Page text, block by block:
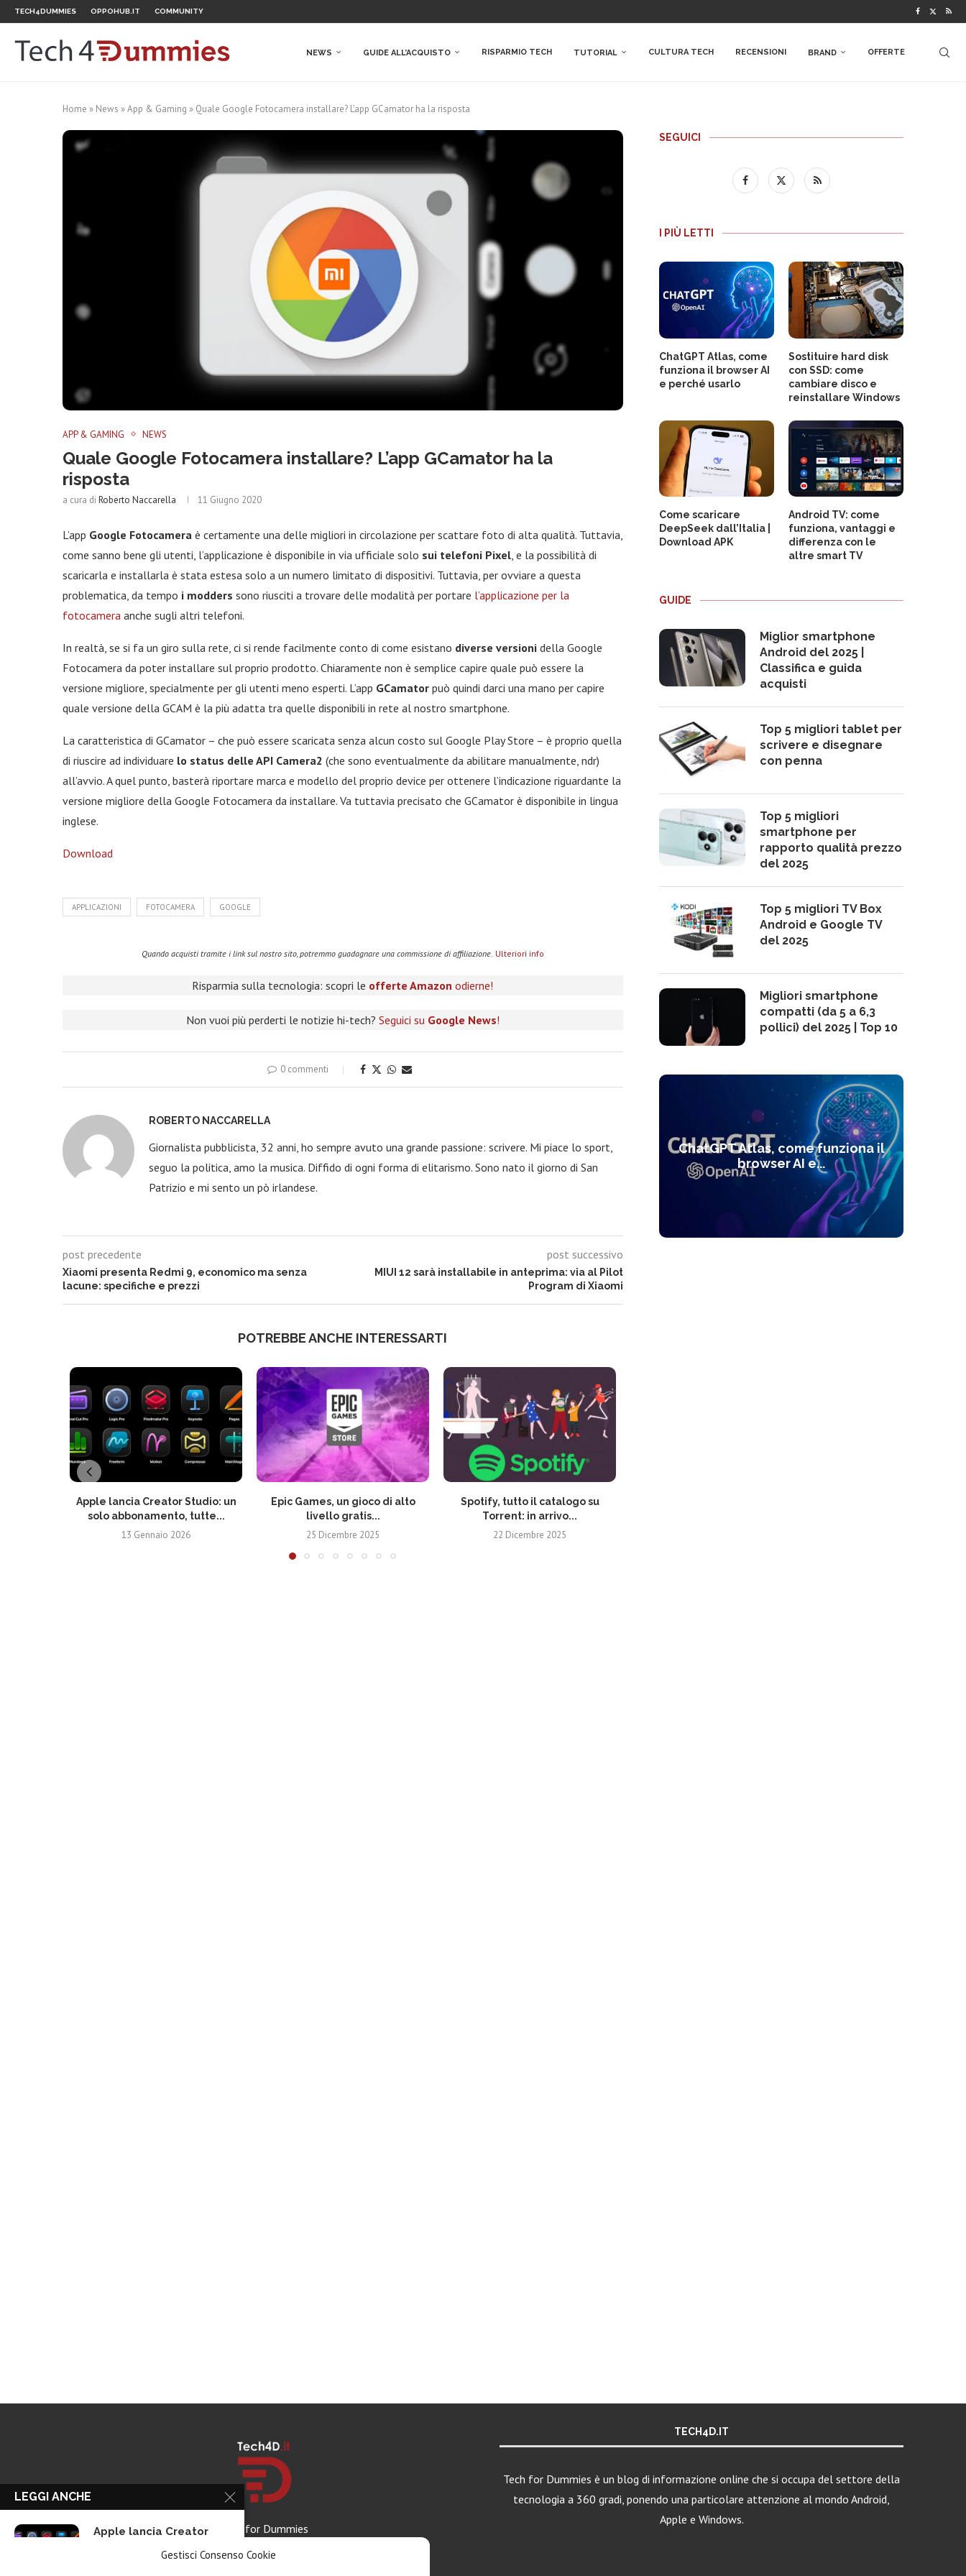
Gestisci Consenso Cookie
TECH4DUMMIES OPPOHUB.IT COMMUNITY
NEWS GUIDE ALL’ACQUISTO RISPARMIO TECH TUTORIAL CULTURA TECH RECENSIONI BRAND OFFERTE
Home » News »App & Gaming » Quale Google Fotocamera installare? L’app GCamator ha la risposta
APP & GAMING NEWS
Quale Google Fotocamera installare? L’app GCamator ha la
risposta
a cura di Roberto Naccarella 11 Giugno 2020
L’app Google Fotocamera è certamente una delle migliori in circolazione per scattare foto di alta qualità. Tuttavia,
come sanno bene gli utenti, l’applicazione è disponibile in via ufficiale solo sui telefoni Pixel , e la possibilità di
scaricarla e installarla è stata estesa solo a un numero limitato di dispositivi. Tuttavia, per ovviare a questa
problematica, da tempo i modders sono riusciti a trovare delle modalità per portare l’applicazione per la
fotocamera anche sugli altri telefoni.
In realtà, se si fa un giro sulla rete, ci si rende facilmente conto di come esistano diverse versioni della Google
Fotocamera da poter installare sul proprio prodotto. Chiaramente non è semplice capire quale può essere la
versione migliore, specialmente per gli utenti meno esperti. L’app GCamator può quindi darci una mano per capire
quale versione della GCAM è la più adatta tra quelle disponibili in rete al nostro smartphone.
La caratteristica di GCamator – che può essere scaricata senza alcun costo sul Google Play Store – è proprio quella
di riuscire ad individuare lo status delle API Camera2 (che sono eventualmente da abilitare manualmente, ndr)
all’avvio. A quel punto, basterà riportare marca e modello del proprio device per ottenere l’indicazione riguardante la
versione migliore della Google Fotocamera da installare. Va tuttavia precisato che GCamator è disponibile in lingua
inglese.
Download
APPLICAZIONI FOTOCAMERA GOOGLE
Quando acquisti tramite i link sul nostro sito, potremmo guadagnare una commissione di affiliazione. Ulteriori info
Risparmia sulla tecnologia: scopri le offerte Amazon odierne!
Non vuoi più perderti le notizie hi-tech? Seguici su Google News!
0 commenti
ROBERTO NACCARELLA
Giornalista pubblicista, 32 anni, ho sempre avuto una grande passione: scrivere. Mi piace lo sport,
seguo la politica, amo la musica. Diffido di ogni forma di elitarismo. Sono nato il giorno di San
Patrizio e mi sento un pò irlandese.
post precedente
Xiaomi presenta Redmi 9, economico ma senza
lacune: specifiche e prezzi
post successivo
MIUI 12 sarà installabile in anteprima: via al Pilot
Program di Xiaomi
POTREBBE ANCHE INTERESSARTI
Apple lancia Creator Studio: un
solo abbonamento, tutte...
13 Gennaio 2026
Epic Games, un gioco di alto
livello gratis...
25 Dicembre 2025
Spotify, tutto il catalogo su
Torrent: in arrivo...
22 Dicembre 2025
SEGUICI
I PIÙ LETTI
ChatGPT Atlas, come
funziona il browser AI
e perché usarlo
Sostituire hard disk
con SSD: come
cambiare disco e
reinstallare Windows
Come scaricare
DeepSeek dall’Italia |
Download APK
Android TV: come
funziona, vantaggi e
differenza con le
altre smart TV
GUIDE
Miglior smartphone
Android del 2025 |
Classifica e guida
acquisti
Top 5 migliori tablet per
scrivere e disegnare
con penna
Top 5 migliori
smartphone per
rapporto qualità prezzo
del 2025
Top 5 migliori TV Box
Android e Google TV
del 2025
Migliori smartphone
compatti (da 5 a 6,3
pollici) del 2025 | Top 10
ChatGPT Atlas, come funziona il
browser AI e...
Tech for Dummies
TECH4D.IT
Tech for Dummies è un blog di informazione online che si occupa del settore della
tecnologia a 360 gradi, ponendo una particolare attenzione al mondo Android,
Apple e Windows.
LEGGI ANCHE
Apple lancia Creator